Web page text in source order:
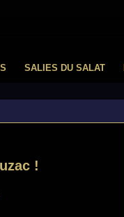
SALIES DU SALAT
!